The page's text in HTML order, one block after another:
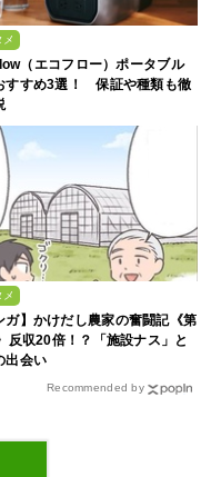
メ
（エコフロー）ポータブル
すすめ3選！ 保証や種類も徹
メ
ガ】かけだし農家の奮闘記《第
反収20倍！？「施設ナス」と
出会い
Recommended by